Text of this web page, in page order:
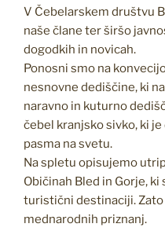
V Čebelarskem društvu
naše člane ter širšo
dogodkih in novicah.
Ponosni smo na
nesnovne dediščine, ki
naravno in kuturno
čebel kranjsko sivko, ki
pasma na svetu.
Na spletu opisujemo
Običinah Bled in Gorje,
turistični destinaciji.
mednarodnih priznanj.